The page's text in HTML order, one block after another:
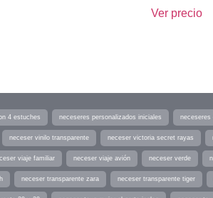
Ver precio
4 estuches neceseres personalizados iniciales neceseres
neceser vinilo transparente neceser victoria secret rayas
viaje familiar neceser viaje avión neceser verde
neceser transparente zara neceser transparente tiger